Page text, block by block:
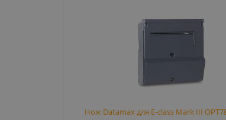
Нож Datamax для E-class Mark III